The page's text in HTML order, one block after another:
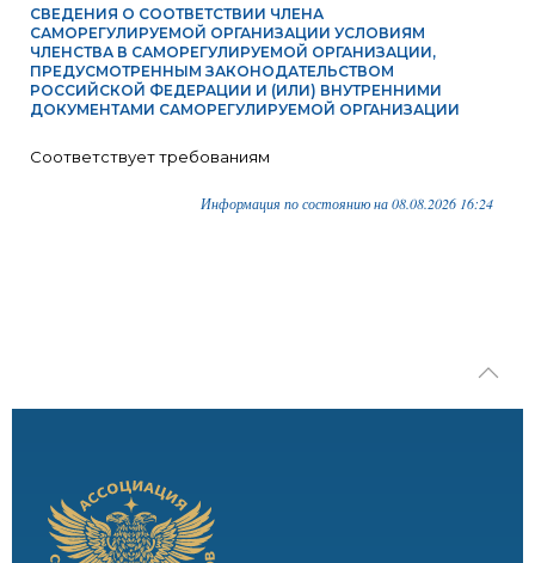
СВЕДЕНИЯ О СООТВЕТСТВИИ ЧЛЕНА
САМОРЕГУЛИРУЕМОЙ ОРГАНИЗАЦИИ УСЛОВИЯМ
ЧЛЕНСТВА В САМОРЕГУЛИРУЕМОЙ ОРГАНИЗАЦИИ,
ПРЕДУСМОТРЕННЫМ ЗАКОНОДАТЕЛЬСТВОМ
РОССИЙСКОЙ ФЕДЕРАЦИИ И (ИЛИ) ВНУТРЕННИМИ
ДОКУМЕНТАМИ САМОРЕГУЛИРУЕМОЙ ОРГАНИЗАЦИИ
Соответствует требованиям
Информация по состоянию на 08.08.2026 16:24